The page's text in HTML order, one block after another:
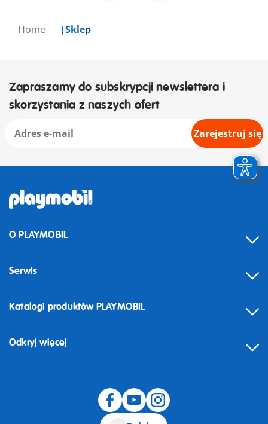
Home Sklep
Zapraszamy do subskrypcji newslettera i
skorzystania z naszych ofert
Zarejestruj się
O PLAYMOBIL
Serwis
Odstąpienie od umowy
Katalogi produktów PLAYMOBIL
Odkryj więcej